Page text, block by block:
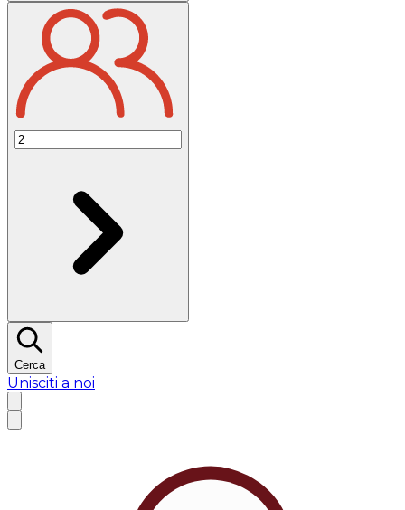
Cerca
Unisciti a noi